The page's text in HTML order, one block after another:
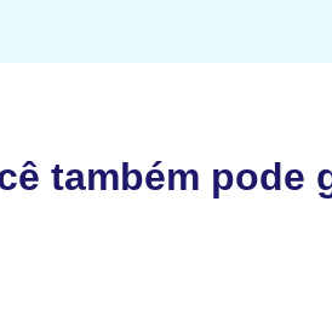
também pode